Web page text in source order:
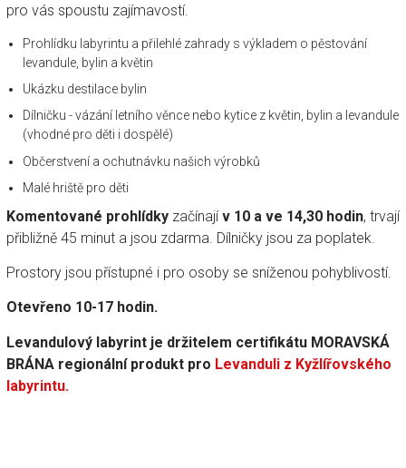
pro vás spoustu zajímavostí.
Prohlídku labyrintu a přilehlé zahrady s výkladem o pěstování
levandule, bylin a květin
Ukázku destilace bylin
Dílničku - vázání letního věnce nebo kytice z květin, bylin a levandule
(vhodné pro děti i dospělé)
Občerstvení a ochutnávku našich výrobků
Malé hriště pro děti
Komentované prohlídkyzačínajív 10 a ve 14,30 hodin, trvají
přibližně 45 minut a jsou zdarma. Dílničky jsou za poplatek.
Prostory jsou přístupné i pro osoby se sníženou pohyblivostí.
Otevřeno 10-17 hodin.
Levandulový labyrint je držitelem certifikátu MORAVSKÁ
BRÁNA regionální produkt pro Levanduli z Kyžlířovského
labyrintu.